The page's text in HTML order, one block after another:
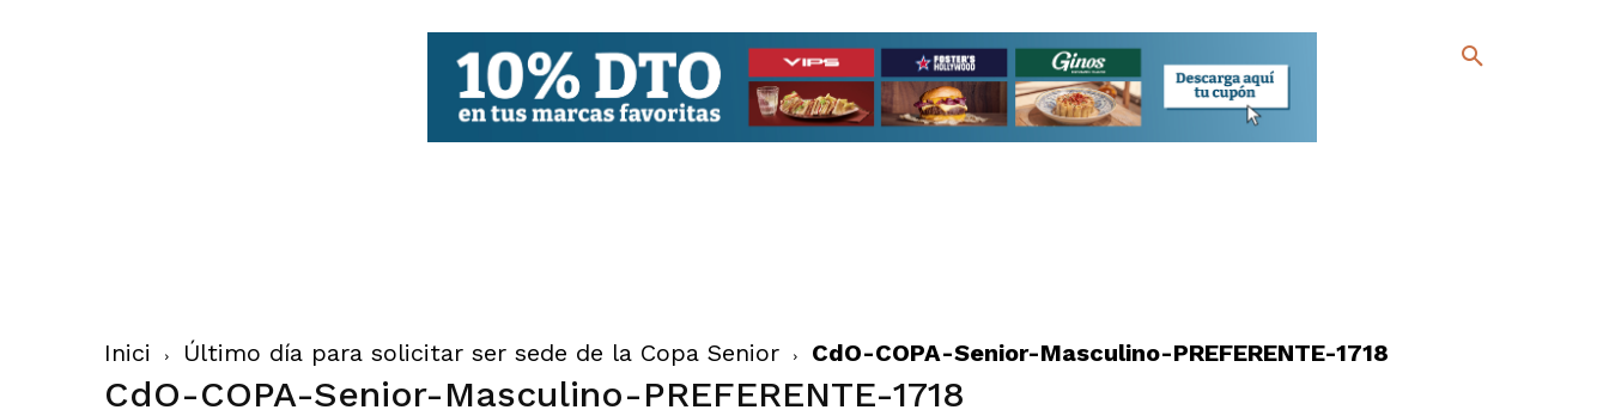
Inici Último día para solicitar ser sede de la Copa Senior CdO-COPA-Senior-Masculino-PREFERENTE-1718
CdO-COPA-Senior-Masculino-PREFERENTE-1718